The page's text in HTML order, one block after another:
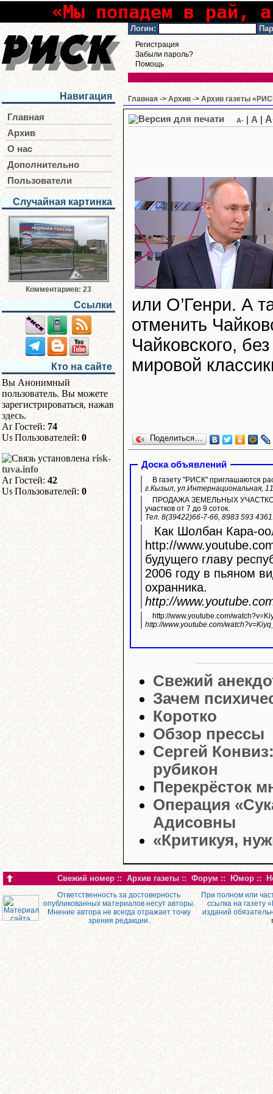
«Мы попадем в рай,
Логин:
Регистрация
Забыли пароль?
Помощь
Навигация
Главная
Архив
О нас
Дополнительно
Пользователи
Случайная картинка
Комментариев: 23
Ссылки
Кто на сайте
Вы Анонимный
пользователь. Вы можете
зарегистрироваться, нажав
здесь.
Гостей: 74
Пользователей: 0
risk-
tuva.info
Гостей: 42
Пользователей: 0
Главная -> Архив -> Архив газеты
A- A
или О’Генри. А
отменить
Чайковского,
мировой
Поделиться…
Доска объявлений
В газету "РИСК" приглашаются
г.Кызыл, ул.Интернациональная,
ПРОДАЖА ЗЕМЕЛЬНЫХ УЧАСТКОВ
участков от 7 до 9 соток.
Тел. 8(39422)66-7-66, 8983 593
Как Шолбан Кара-
http://www.youtube.com/
будущего главу
2006 году в пьяном
охранника.
http://
http://www.youtube.com/
http://www.youtube.com/
Свежий
Зачем
Коротко
Обзор прессы
Сергей
рубикон
Перекрёсток
Операция
Адисовны
«Критикуя,
Свежий номер :: Архив газеты :: Форум :: Юмор ::
Ответственность за достоверность
опубликованных материалов несут авторы.
Мнение автора не всегда отражает точку
зрения редакции.
При полном или
ссылка на газету
изданий